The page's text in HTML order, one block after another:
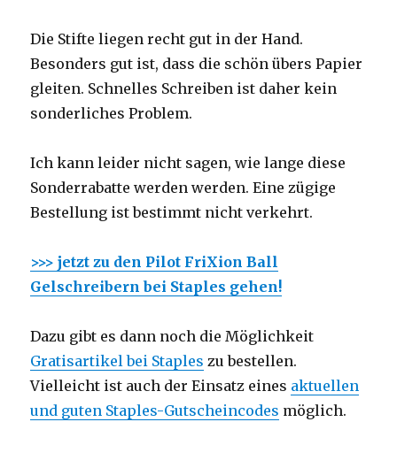
Die Stifte liegen recht gut in der Hand.
Besonders gut ist, dass die schön übers Papier
gleiten. Schnelles Schreiben ist daher kein
sonderliches Problem.
Ich kann leider nicht sagen, wie lange diese
Sonderrabatte werden werden. Eine zügige
Bestellung ist bestimmt nicht verkehrt.
>>> jetzt zu den Pilot FriXion Ball
Gelschreibern bei Staples gehen!
Dazu gibt es dann noch die Möglichkeit
Gratisartikel bei Staples zu bestellen.
Vielleicht ist auch der Einsatz eines aktuellen
und guten Staples-Gutscheincodes möglich.